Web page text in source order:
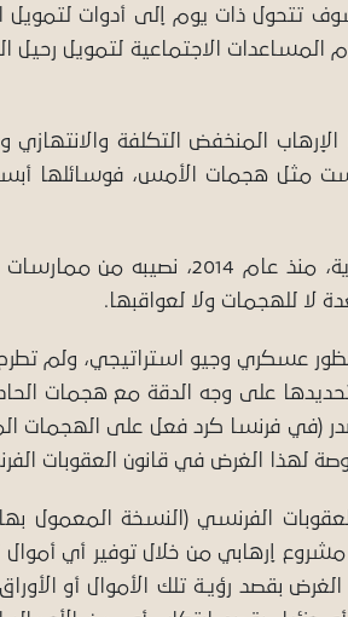
الاستهلاكية سوف تتحول ذات يوم إلى أدوات
الاجتماعية لتمويل رحيل
المنخفض التكلفة والانتهازي
مثل هجمات الأمس، فوسائلها
جلب إنشاء تنظيم الدولة الإسلامية في المناطق العراقية السورية، منذ عام
لا للهجمات ولا لعواقبها.
عسكري وجيو استراتيجي، ولم
على وجه الدقة مع هجمات
وغني عن القول إن قانون 15 نوفمبر 2001 الذي صدر (في فرنسا كرد فعل على
لهذا الغرض في قانون العقوبات
مشروع إرهابي من خلال توفير أي
بقصد رؤيـة تلك الأموال أو الأوراق